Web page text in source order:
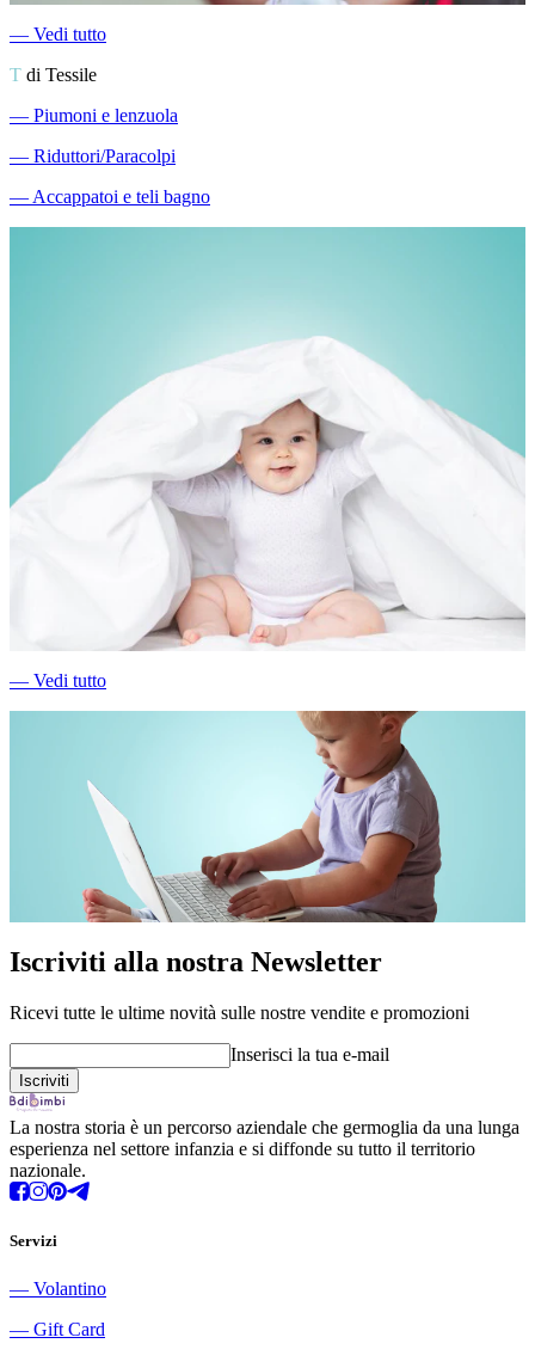
― Vedi tutto
T di Tessile
― Piumoni e lenzuola
― Riduttori/Paracolpi
―Accappatoi e teli bagno
― Vedi tutto
Iscriviti alla nostra Newsletter
Ricevi tutte le ultime novità sulle nostre vendite e promozioni
Inserisci la tua e-mail
La nostra storia è un percorso aziendale che germoglia da una lunga
esperienza nel settore infanzia e si diffonde su tutto il territorio
nazionale.
Servizi
― Volantino
― Gift Card